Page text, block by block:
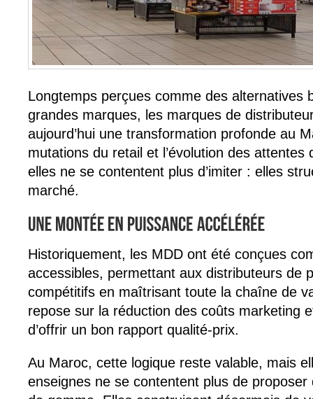
Longtemps perçues comme des alternatives
grandes marques, les marques de
aujourd’hui une transformation profonde au
mutations du retail et l’évolution des attentes
elles ne se contentent plus d’imiter : elles
marché.
Historiquement, les MDD ont été conçues
accessibles, permettant aux distributeurs de
compétitifs en maîtrisant toute la chaîne de
repose sur la réduction des coûts marketing
d’offrir un bon rapport qualité-prix.
Au Maroc, cette logique reste valable, mais
enseignes ne se contentent plus de proposer